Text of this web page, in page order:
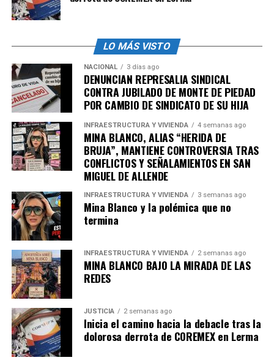
Ante la posibilidad de que entre en vigor la cuota
compensatoria, agregó, una de las estrategias será
En tanto refirió que el consumo de Estados Unidos
depende en casi dos terceras partes de la exportación de
tomates mexicanos.
Aunque los productores locales resentirán esta medida,
el titular de Sedea recordó que Querétaro no es uno de
los principales productores de tomate como sí lo es
Sinaloa u otras entidades del norte u occidente.
El 14 de julio el Gobierno de México recibió la
notificación del
Departamento de Comercio de
Estados Unidos , de retirarse del Acuerdo de Suspensión
de la Investigación Antidumping sobre Tomates Frescos
de México y, por ello, introducir una cuota
compensatoria del 17.09% a las exportaciones
mexicanas.
Las secretarías federales de Economía y Agricultura
anunciaron que seguirán acompañando a los
productores nacionales en la búsqueda de un acuerdo
que suspenda la cuota.
LO MÁS VISTO
NACIONAL 3 días ago
DENUNCIAN REPRESALIA SINDICAL
CONTRA JUBILADO DE MONTE DE PIEDAD
POR CAMBIO DE SINDICATO DE SU HIJA
INFRAESTRUCTURA Y VIVIENDA 4 semanas ago
MINA BLANCO, ALIAS “HERIDA DE
BRUJA”, MANTIENE CONTROVERSIA TRAS
CONFLICTOS Y SEÑALAMIENTOS EN SAN
MIGUEL DE ALLENDE
INFRAESTRUCTURA Y VIVIENDA 3 semanas ago
Mina Blanco y la polémica que no
termina
INFRAESTRUCTURA Y VIVIENDA 2 semanas ago
MINA BLANCO BAJO LA MIRADA DE LAS
REDES
JUSTICIA 2 semanas ago
Inicia el camino hacia la debacle tras la
dolorosa derrota de COREMEX en Lerma